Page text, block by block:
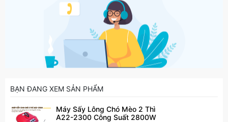
BẠN ĐANG XEM SẢN PHẨM
Máy Sấy Lông Chó Mèo 2 Thì
A22-2300 Công Suất 2800W